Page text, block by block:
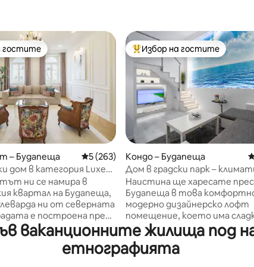
304 отзива
избор на гостите
гостите
– Будапеща Средна оценка: 5 от 5, 263 отзива
5 (263)
дом в категория Luxe
в
ни се намира в
квартал на Будапеща,
ни от северната
е построена през
е с най - високо
всеки детайл.
Високоскоростен Wi - Fi,
Най-популярен избор на
Избор на гостите
Кондо – Будапеща
Дом в градски парк –
БЕЗПЛАТЕН гараж и тераса
Наистина ще харесате
Будапеща в това
модерно дизайнерско лофт
помещение, което има
тераса до вратата,
двора. Можем да осигурим
БЕЗПЛАТНО ПАРКИРАНЕ.
Апартаментът е разделен
ваканционните жилища под
етнографията